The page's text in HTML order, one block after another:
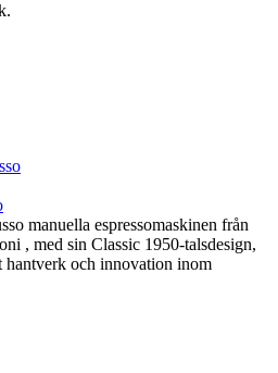
manuella espressomaskinen från
, med sin Classic 1950-talsdesign,
hantverk och innovation inom